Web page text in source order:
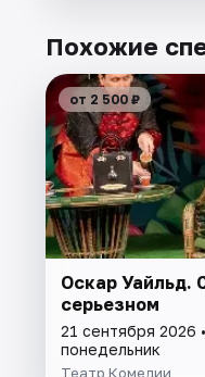
Похожие
от 2 500 ₽
Оскар Уайльд.
серьезном
21 сентября 2026 •
понедельник
Театр Комедии